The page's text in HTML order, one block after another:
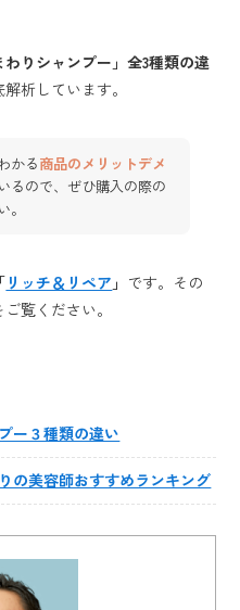
わりシャンプー」全3種類の違
析しています。
かる商品のメリットデメ
るので、ぜひ購入の際の
リッチ＆リペア 」 です。その
覧ください。
ー３種類の違い
の美容師おすすめランキング